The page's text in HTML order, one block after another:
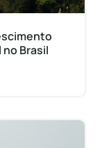
Brasil